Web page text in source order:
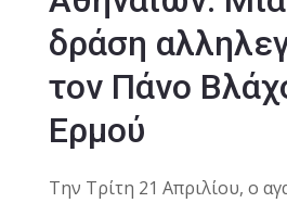
δράση
τον Πάνο
Ερμού
Την Τρίτη 21 Απριλίου, ο